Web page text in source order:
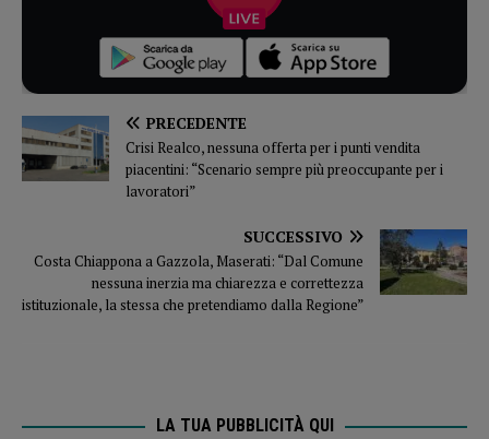
PRECEDENTE
Crisi Realco, nessuna offerta per i punti vendita
piacentini: “Scenario sempre più preoccupante per i
lavoratori”
SUCCESSIVO
Costa Chiappona a Gazzola, Maserati: “Dal Comune
nessuna inerzia ma chiarezza e correttezza
istituzionale, la stessa che pretendiamo dalla Regione”
LA TUA PUBBLICITÀ QUI